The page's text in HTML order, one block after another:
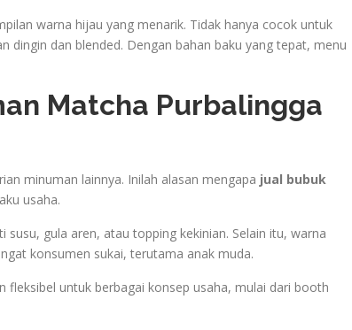
warna hijau yang menarik. Tidak hanya cocok untuk
dan blended. Dengan bahan baku yang tepat, menu
Matcha Purbalingga
minuman lainnya. Inilah alasan mengapa jual bubuk
usaha.
gula aren, atau topping kekinian. Selain itu, warna
konsumen sukai, terutama anak muda.
fleksibel untuk berbagai konsep usaha, mulai dari booth